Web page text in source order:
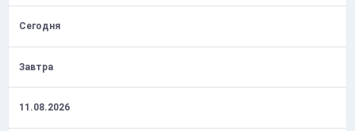
Сегодня
Завтра
11.08.2026